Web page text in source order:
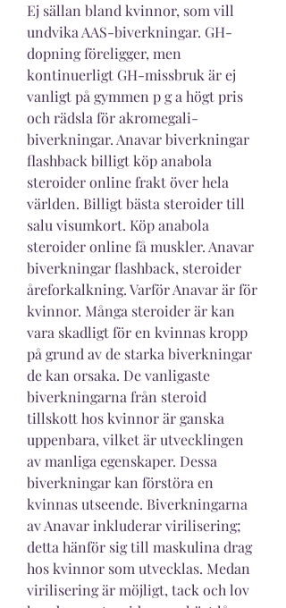
Ej sällan bland kvinnor, som vill
undvika AAS-biverkningar. GH-
dopning föreligger, men
kontinuerligt GH-missbruk är ej
vanligt på gymmen p g a högt pris
och rädsla för akromegali-
biverkningar. Anavar biverkningar
flashback billigt köp anabola
steroider online frakt över hela
världen. Billigt bästa steroider till
salu visumkort. Köp anabola
steroider online få muskler. Anavar
biverkningar flashback, steroider
åreforkalkning. Varför Anavar är för
kvinnor. Många steroider är kan
vara skadligt för en kvinnas kropp
på grund av de starka biverkningar
de kan orsaka. De vanligaste
biverkningarna från steroid
tillskott hos kvinnor är ganska
uppenbara, vilket är utvecklingen
av manliga egenskaper. Dessa
biverkningar kan förstöra en
kvinnas utseende. Biverkningarna
av Anavar inkluderar virilisering;
detta hänför sig till maskulina drag
hos kvinnor som utvecklas. Medan
virilisering är möjligt, tack och lov